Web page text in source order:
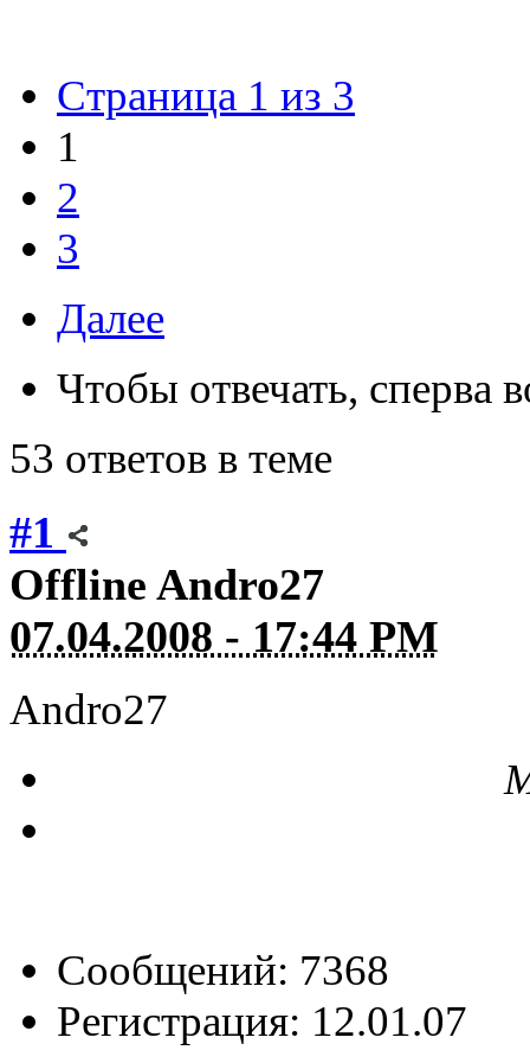
Страница 1 из 3
1
2
3
Далее
Чтобы отвечать, сперва
53 ответов в теме
#1
Offline Andro27
07.04.2008 - 17:44 PM
Andro27
Сообщений: 7368
Регистрация: 12.01.07